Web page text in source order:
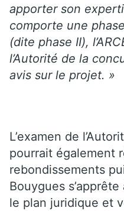
apporter son
comporte une
(dite phase II),
l’Autorité de la
avis sur le projet. »
L’examen de
pourrait également
rebondissements
Bouygues
le plan juridique et